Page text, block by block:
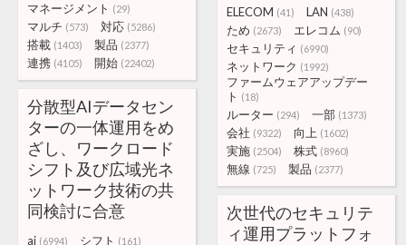
マネージメント (29)
マルチ (573) 対応 (5286)
搭載 (1403) 製品 (2377)
連携 (4105) 開始 (22402)
ELECOM (41) LAN (438)
ため (2673) エレコム (90)
セキュリティ (6990)
ネットワーク (1992)
ファームウェアアップデー
ト (18)
ルーター (294) 一部 (1373)
会社 (9322) 向上 (1602)
実施 (2504) 株式 (8960)
無線 (725) 製品 (2377)
分散型AIデータセン
ターの一体運用をめ
ざし、ワークロード
シフト及び広域光ネ
ットワーク技術の共
同検討に合意
ai (6994) シフト (161)
次世代のセキュリテ
ィ運用プラットフォ